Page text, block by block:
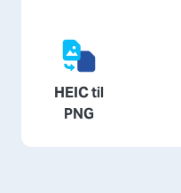
HEIC til
PNG